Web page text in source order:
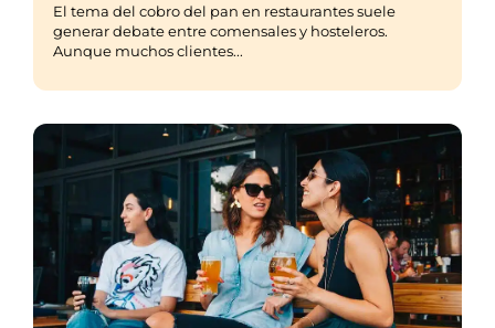
El tema del cobro del pan en restaurantes suele
generar debate entre comensales y hosteleros.
Aunque muchos clientes...